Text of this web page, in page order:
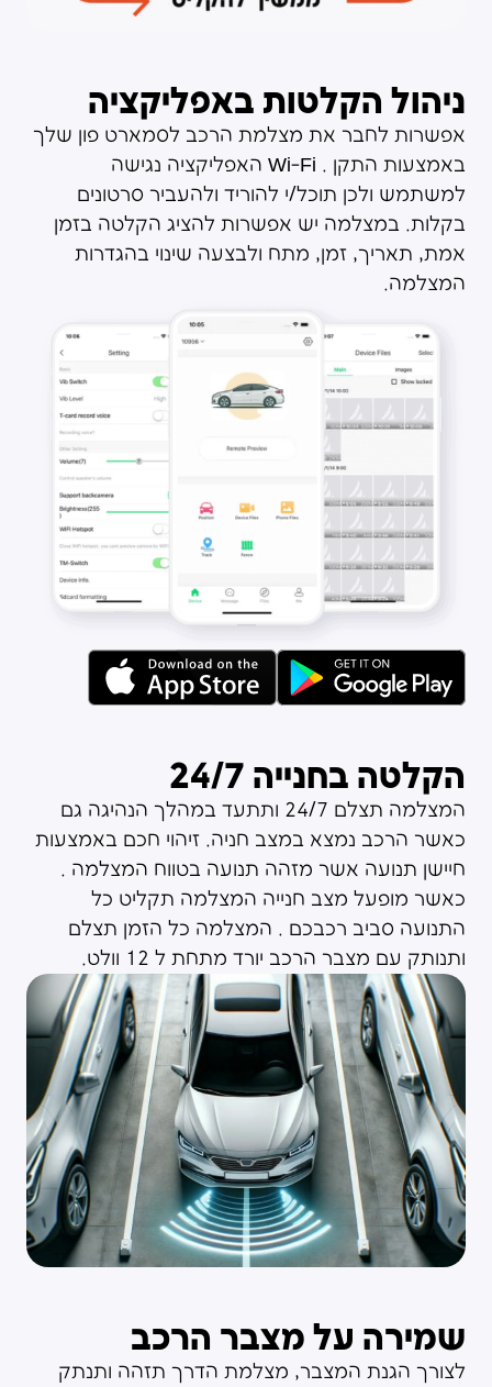
ניהול הקלטות באפליקציה
אפשרות לחבר את מצלמת הרכב לסמארט פון שלך
באמצעות התקן . Wi-Fi האפליקציה נגישה
למשתמש ולכן תוכל/י להוריד ולהעביר סרטונים
בקלות. במצלמה יש אפשרות להציג הקלטה בזמן
אמת, תאריך, זמן, מתח ולבצעה שינוי בהגדרות
המצלמה.
הקלטה בחנייה 24/7
המצלמה תצלם 24/7 ותתעד במהלך הנהיגה גם
כאשר הרכב נמצא במצב חניה. זיהוי חכם באמצעות
חיישן תנועה אשר מזהה תנועה בטווח המצלמה .
כאשר מופעל מצב חנייה המצלמה תקליט כל
התנועה סביב רכבכם . המצלמה כל הזמן תצלם
ותנותק עם מצבר הרכב יורד מתחת ל 12 וולט.
שמירה על מצבר הרכב
לצורך הגנת המצבר, מצלמת הדרך תזהה ותנתק